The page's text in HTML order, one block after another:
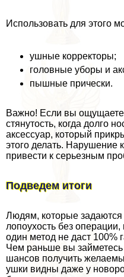
Использовать для этого
ушные корректоры;
головные уборы и
пышные прически.
Важно! Если вы
стянутость, когда долго
аксессуар, который
этого делать. Нарушение
привести к серьезным
Подведем итоги
Людям, которые задаются
лопоухость без
один метод не даст 100%
Чем раньше вы
шансов получить
ушки видны даже у